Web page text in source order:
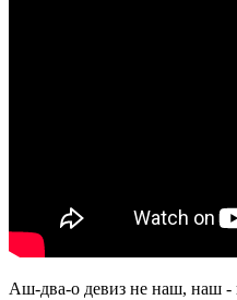
Аш-два-о девиз не наш, наш -